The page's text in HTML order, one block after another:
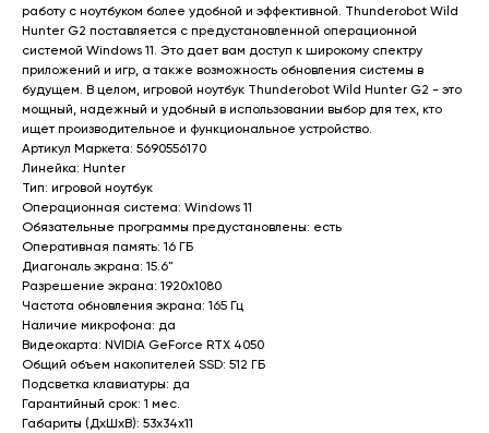
работу с ноутбуком более удобной и эффективной. Thunderobot Wild
Hunter G2 поставляется с предустановленной операционной
системой Windows 11. Это дает вам доступ к широкому спектру
приложений и игр, а также возможность обновления системы в
будущем. В целом, игровой ноутбук Thunderobot Wild Hunter G2 - это
мощный, надежный и удобный в использовании выбор для тех, кто
ищет производительное и функциональное устройство.
Артикул Маркета: 5690556170
Линейка: Hunter
Тип: игровой ноутбук
Операционная система: Windows 11
Обязательные программы предустановлены: есть
Оперативная память: 16 ГБ
Диагональ экрана: 15.6"
Разрешение экрана: 1920x1080
Частота обновления экрана: 165 Гц
Наличие микрофона: да
Видеокарта: NVIDIA GeForce RTX 4050
Общий объем накопителей SSD: 512 ГБ
Подсветка клавиатуры: да
Гарантийный срок: 1 мес.
Габариты (ДхШхВ): 53x34x11
ИП Хайруллин Ильдар Тагирович
ОГРНИП 324774600152309
Главная
Акции
Контакты
Преимущества
Отзывы
Каталог
Ноутбуки бу
Игровые ноутбуки
бу
Ноутбуки для работы
бу
Ноутбуки для учебы бу